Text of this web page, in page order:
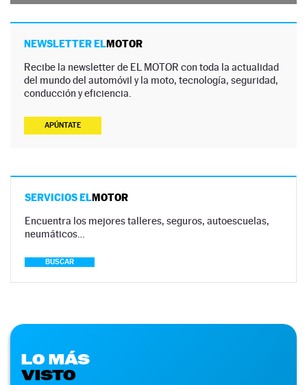
NEWSLETTER ELMOTOR
Recibe la newsletter de EL MOTOR con toda la actualidad
del mundo del automóvil y la moto, tecnología, seguridad,
conducción y eficiencia.
APÚNTATE
SERVICIOS ELMOTOR
Encuentra los mejores talleres, seguros, autoescuelas,
neumáticos…
BUSCAR
LO MÁS
VISTO